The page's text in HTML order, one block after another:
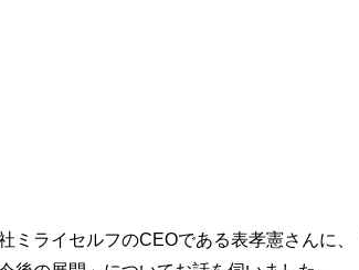
ミライセルフのCEOである表孝憲さんに